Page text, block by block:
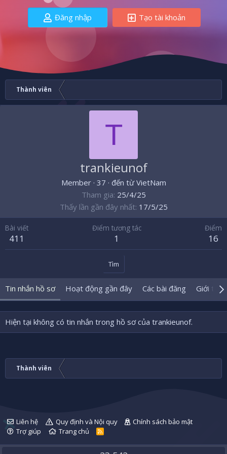
Đăng nhập Tạo tài khoản
Thành viên
T
trankieunof
Member · 37 · đến từ VietNam
Tham gia 25/4/25
Thấy lần gần đây nhất 17/5/25
Bài viết
411
Điểm tương tác
1
Điểm
16
Tìm
Tin nhắn hồ sơ Hoạt động gần đây Các bài đăng Giới
Hiện tại không có tin nhắn trong hồ sơ của trankieunof.
Thành viên
Liên hệ Quy định và Nội quy
Chính sách bảo mật
Trợ giúp
Trang chủ
R
S